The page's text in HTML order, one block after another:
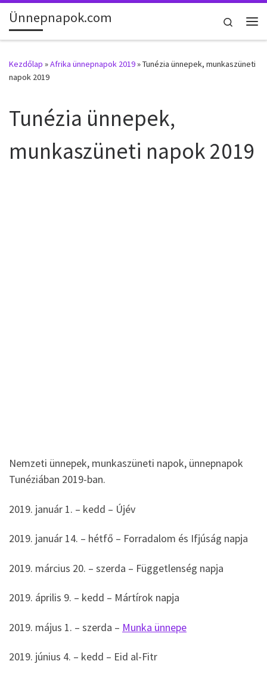
Skip to content
Ünnepnapok.com
Search
Kezdőlap »Afrika ünnepnapok 2019»Tunézia ünnepek, munkaszüneti
napok 2019
Tunézia ünnepek,
munkaszüneti napok 2019
Nemzeti ünnepek, munkaszüneti napok, ünnepnapok
Tunéziában 2019-ban.
2019. január 1. – kedd – Újév
2019. január 14. – hétfő – Forradalom és Ifjúság napja
2019. március 20. – szerda – Függetlenség napja
2019. április 9. – kedd – Mártírok napja
2019. május 1. – szerda – Munka ünnepe
2019. június 4. – kedd – Eid al-Fitr